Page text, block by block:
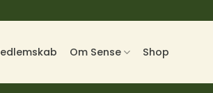
Om Sense Shop